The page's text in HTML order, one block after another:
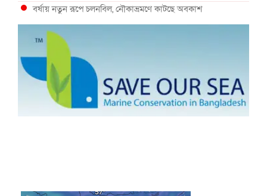
বর্ষায় নতুন রূপে চলনবিল, নৌকাভ্রমণে কাটছে অবকাশ
গভীর সমুদ্রে ধরা পড়া ৫৪ কেজির তবল মাছ
কক্সবাজারে প্যারাসেইলিংয়ে নিরাপত্তা ঝুঁকি, নেই স্থায়ী পদক্ষেপ